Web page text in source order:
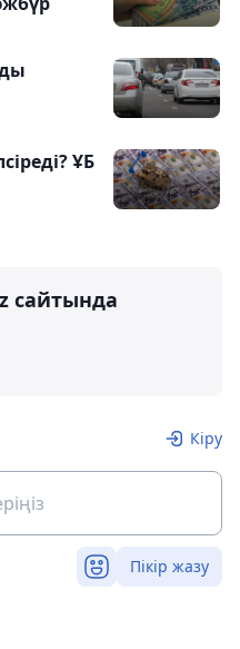
ҰБ
сайтында
Кіру
Пікір жазу